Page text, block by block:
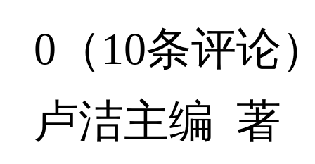
0（10条评论
卢洁主编 著